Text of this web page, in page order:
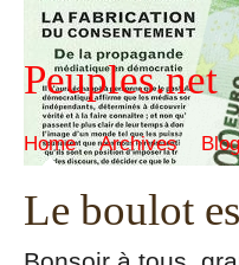
Peuples.net
Home Archives
Le boulot